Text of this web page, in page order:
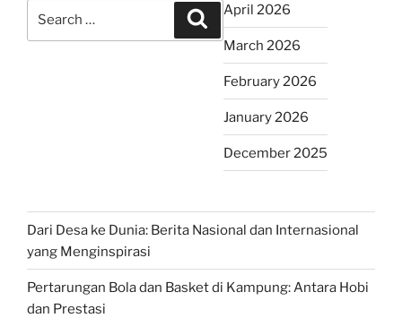
Search
April 2026
March 2026
February 2026
January 2026
December 2025
Dari Desa ke Dunia: Berita Nasional dan Internasional
yang Menginspirasi
Pertarungan Bola dan Basket di Kampung: Antara Hobi
dan Prestasi